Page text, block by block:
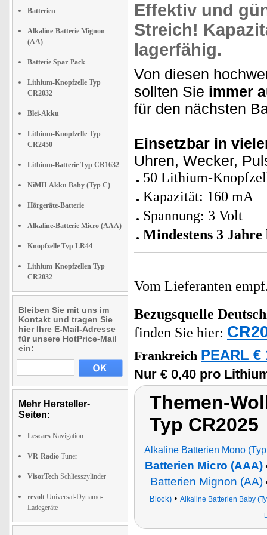
Batterien
Alkaline-Batterie Mignon
(AA)
Batterie Spar-Pack
Lithium-Knopfzelle Typ
CR2032
Blei-Akku
Lithium-Knopfzelle Typ
CR2450
Lithium-Batterie Typ CR1632
NiMH-Akku Baby (Typ C)
Hörgeräte-Batterie
Alkaline-Batterie Micro (AAA)
Knopfzelle Typ LR44
Lithium-Knopfzellen Typ
CR2032
Bleiben Sie mit uns im
Kontakt und tragen Sie
hier Ihre E-Mail-Adresse
für unsere HotPrice-Mail
ein:
Mehr Hersteller-
Seiten:
Lescars Navigation
VR-Radio Tuner
VisorTech Schliesszylinder
revolt Universal-Dynamo-
Ladegeräte
Effektiv und
Streich!
lagerfähig.
Von diesen
sollten Sie immer
für den nächsten
Einsetzbar in
Uhren, Wecker,
50 Lithium-
Kapazität: 160 mA
Spannung: 3 Volt
Mindestens 3
Vom Lieferanten
Bezugsquelle
finden Sie hier:
Frankreich PEARL €
Nur € 0,40 pro
Themen-
Typ CR2025
Alkaline Batterien Mono
Batterien Micro (AAA)
Batterien Mignon (AA)
Block) • Alkaline Batterien Baby